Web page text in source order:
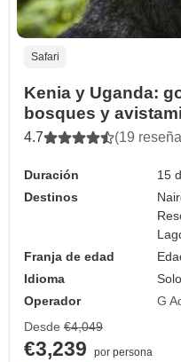
Safari
Kenia y Uganda:
bosques y
4.7 (19
Duración
15
Destinos
Franja de edad
Idioma
Operador
G
Desde €4,049
€3,239
por persona